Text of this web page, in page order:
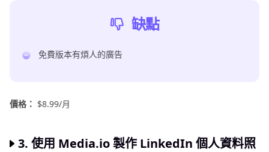
缺點
免費版本有煩人的廣告
價格： $8.99/月
3. 使用 Media.io 製作 LinkedIn 個人資料照